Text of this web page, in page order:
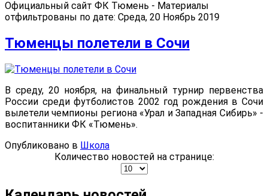
Официальный сайт ФК Тюмень - Материалы
отфильтрованы по дате: Среда, 20 Ноябрь 2019
Тюменцы полетели в Сочи
В среду, 20 ноября, на финальный турнир первенства
России среди футболистов 2002 год рождения в Сочи
вылетели чемпионы региона «Урал и Западная Сибирь» -
воспитанники ФК «Тюмень».
Опубликовано в Школа
Количество новостей на странице: